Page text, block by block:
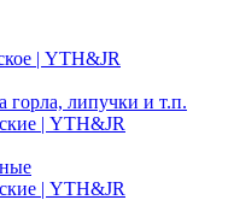
| YTH&JR
горла, липучки и т.п.
| YTH&JR
| YTH&JR